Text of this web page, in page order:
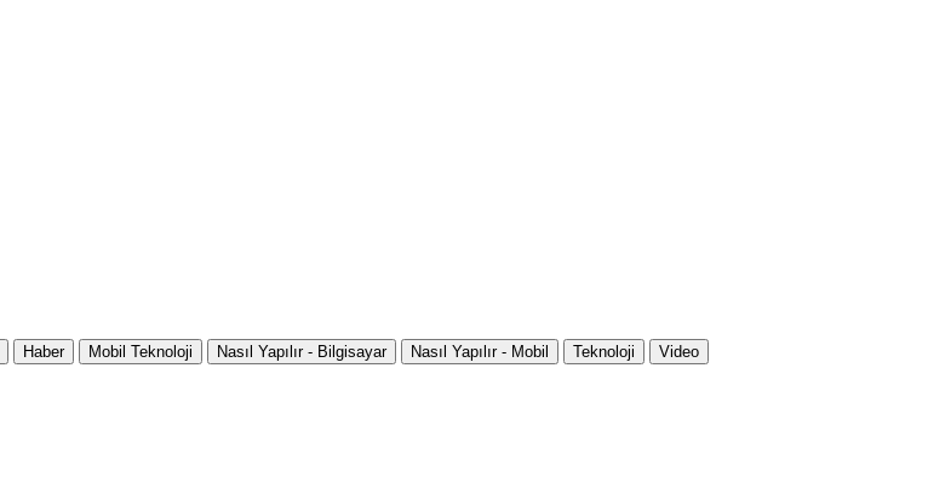
Haber Mobil Teknoloji Nasıl Yapılır - Bilgisayar Nasıl Yapılır - Mobil Teknoloji
Video